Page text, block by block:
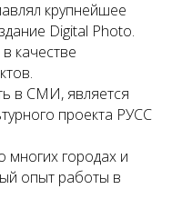
крупнейшее
Digital Photo.
качестве
в СМИ, является
проекта РУСС
многих городах и
опыт работы в